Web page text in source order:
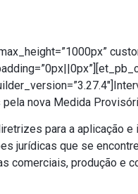
nova Medida
para a aplicação e
jurídicas que se
comerciais, produção e